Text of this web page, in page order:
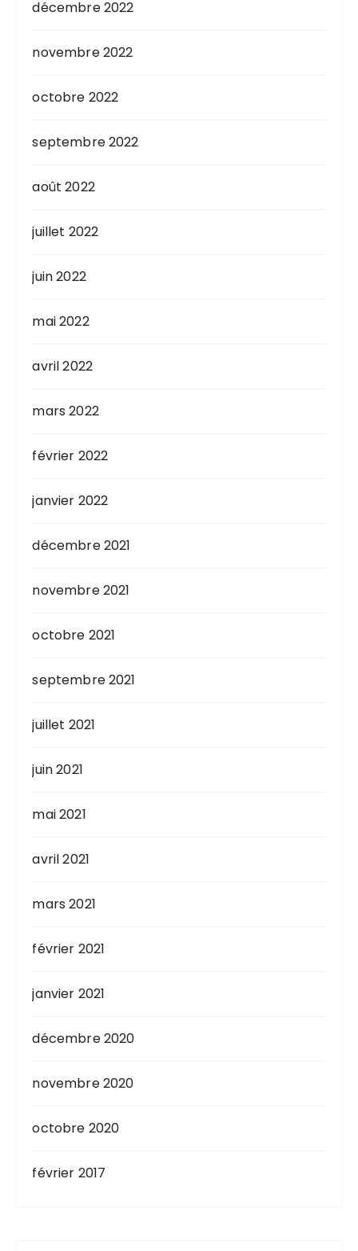
décembre 2022
novembre 2022
octobre 2022
septembre 2022
août 2022
juillet 2022
juin 2022
mai 2022
avril 2022
mars 2022
février 2022
janvier 2022
décembre 2021
novembre 2021
octobre 2021
septembre 2021
juillet 2021
juin 2021
mai 2021
avril 2021
mars 2021
février 2021
janvier 2021
décembre 2020
novembre 2020
octobre 2020
février 2017